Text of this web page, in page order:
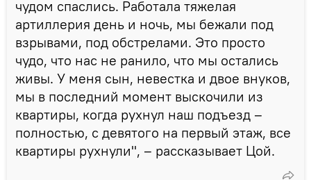
чудом спаслись. Работала тяжелая
артиллерия день и ночь, мы бежали под
взрывами, под обстрелами. Это просто
чудо, что нас не ранило, что мы остались
живы. У меня сын, невестка и двое внуков,
мы в последний момент выскочили из
квартиры, когда рухнул наш подъезд –
полностью, с девятого на первый этаж, все
квартиры рухнули", – рассказывает Цой.